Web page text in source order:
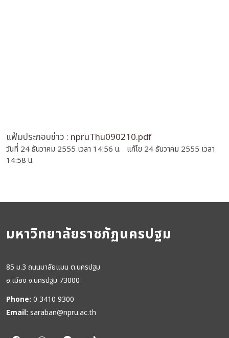
แฟ้มประกอบข่าว : npruThu090210.pdf
วันที่ 24 ธันวาคม 2555 เวลา 14:56 น. แก้ไข 24 ธันวาคม 2555 เวลา
14:58 น.
มหาวิทยาลัยราชภัฏนครปฐม
85 ม.3 ถนนมาลัยแมน ต.นครปฐม
อ.เมือง จ.นครปฐม 73000
Phone: 0 3410 9300
Email: saraban@npru.ac.th